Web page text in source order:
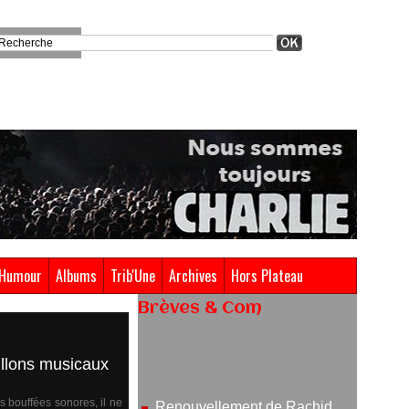
Humour Albums Trib'Une Archives Hors Plateau
musicaux
bouffées sonores, il ne
Brèves & Com